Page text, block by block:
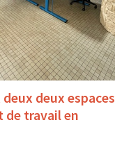
deux espaces
travail en